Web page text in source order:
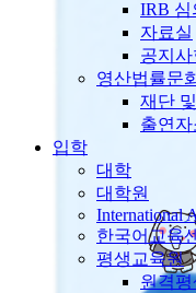
IRB 심
자료실
공지
영산법률문
재단
출연자
입학
대학
대학원
International
한국어교육
평생교육원
원격